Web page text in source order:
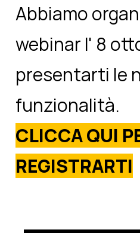
Abbiamo
webinar l' 8
presentarti le
funzionalità.
CLICCA QUI
REGISTRARTI